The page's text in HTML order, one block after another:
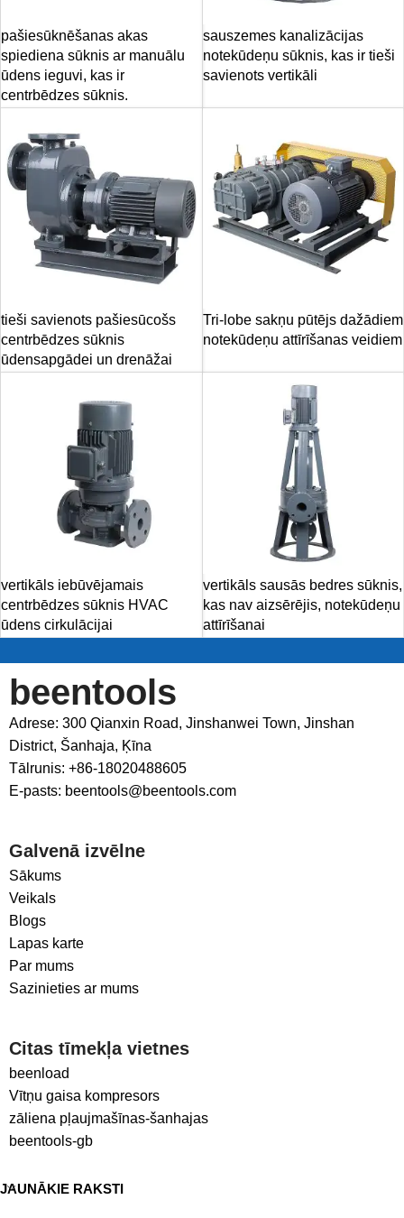
pašiesūknēšanas akas
spiediena sūknis ar manuālu
ūdens ieguvi, kas ir
centrbēdzes sūknis.
sauszemes kanalizācijas
notekūdeņu sūknis, kas ir tieši
savienots vertikāli
tieši savienots pašiesūcošs
centrbēdzes sūknis
ūdensapgādei un drenāžai
Tri-lobe sakņu pūtējs dažādiem
notekūdeņu attīrīšanas veidiem
vertikāls iebūvējamais
centrbēdzes sūknis HVAC
ūdens cirkulācijai
vertikāls sausās bedres sūknis,
kas nav aizsērējis, notekūdeņu
attīrīšanai
beentools
Adrese: 300 Qianxin Road, Jinshanwei Town, Jinshan
District, Šanhaja, Ķīna
Tālrunis: +86-18020488605
E-pasts: beentools@beentools.com
Galvenā izvēlne
Sākums
Veikals
Blogs
Lapas karte
Par mums
Sazinieties ar mums
Citas tīmekļa vietnes
beenload
Vītņu gaisa kompresors
zāliena pļaujmašīnas-šanhajas
beentools-gb
JAUNĀKIE RAKSTI